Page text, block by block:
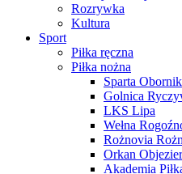
Rozrywka
Kultura
Sport
Piłka ręczna
Piłka nożna
Sparta
Golnica
LKS Lipa
Wełna
Rożnovia
Orkan
Akademia